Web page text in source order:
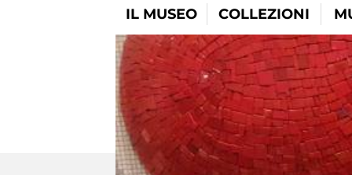
IL MUSEO COLLEZIONI